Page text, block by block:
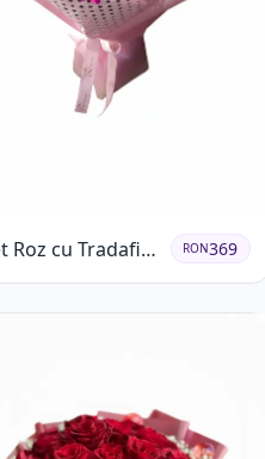
Roz cu Tradafiri
RON369